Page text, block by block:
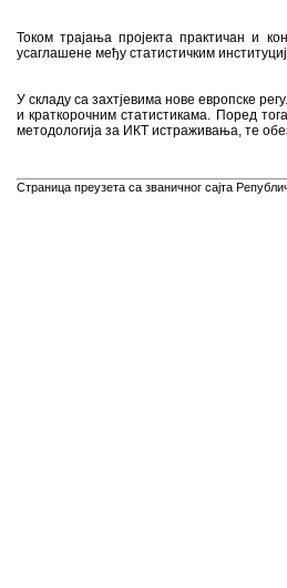
Током трајања пројекта практичан и
усаглашене међу статистичким
У складу са захтјевима нове европске
и краткорочним статистикама. Поред
методологија за ИКТ истраживања, те
Страница преузета са званичног сајта